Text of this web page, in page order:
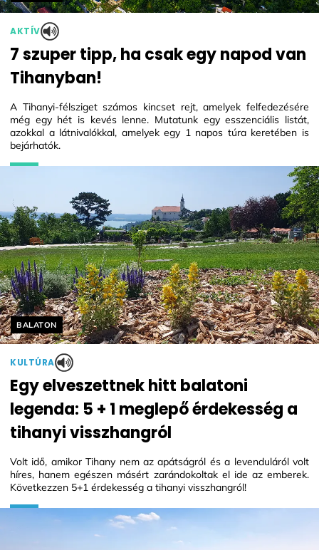
AKTÍV
7 szuper tipp, ha csak egy napod van
Tihanyban!
A Tihanyi-félsziget számos kincset rejt, amelyek felfedezésére
még egy hét is kevés lenne. Mutatunk egy esszenciális listát,
azokkal a látnivalókkal, amelyek egy 1 napos túra keretében is
bejárhatók.
Helyszín címkék:
BALATON
KULTÚRA
Egy elveszettnek hitt balatoni
legenda: 5 + 1 meglepő érdekesség a
tihanyi visszhangról
Volt idő, amikor Tihany nem az apátságról és a levenduláról volt
híres, hanem egészen másért zarándokoltak el ide az emberek.
Következzen 5+1 érdekesség a tihanyi visszhangról!